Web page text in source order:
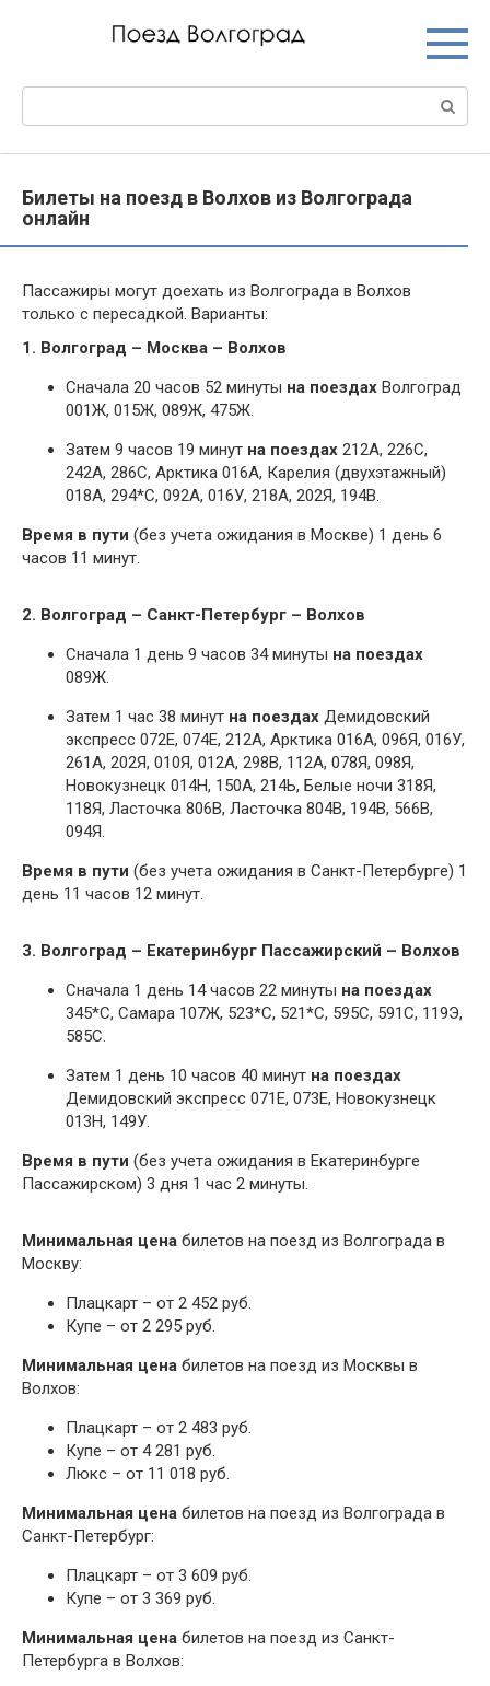
Билеты на поезд в Волхов из Волгограда
онлайн
Пассажиры могут доехать из Волгограда в Волхов
только с пересадкой. Варианты:
1. Волгоград – Москва – Волхов
Сначала 20 часов 52 минуты на поездах Волгоград
001Ж, 015Ж, 089Ж, 475Ж.
Затем 9 часов 19 минут на поездах 212А, 226С,
242А, 286С, Арктика 016А, Карелия (двухэтажный)
018А, 294*С, 092А, 016У, 218А, 202Я, 194В.
Время в пути (без учета ожидания в Москве) 1 день 6
часов 11 минут.
2. Волгоград – Санкт-Петербург – Волхов
Сначала 1 день 9 часов 34 минуты на поездах
089Ж.
Затем 1 час 38 минут на поездах Демидовский
экспресс 072Е, 074Е, 212А, Арктика 016А, 096Я, 016У,
261А, 202Я, 010Я, 012А, 298В, 112А, 078Я, 098Я,
Новокузнецк 014Н, 150А, 214Ь, Белые ночи 318Я,
118Я, Ласточка 806В, Ласточка 804В, 194В, 566В,
094Я.
Время в пути (без учета ожидания в Санкт-Петербурге) 1
день 11 часов 12 минут.
3. Волгоград – Екатеринбург Пассажирский – Волхов
Сначала 1 день 14 часов 22 минуты на поездах
345*С, Самара 107Ж, 523*С, 521*С, 595С, 591С, 119Э,
585С.
Затем 1 день 10 часов 40 минут на поездах
Демидовский экспресс 071Е, 073Е, Новокузнецк
013Н, 149У.
Время в пути (без учета ожидания в Екатеринбурге
Пассажирском) 3 дня 1 час 2 минуты.
Минимальная цена билетов на поезд из Волгограда в
Москву:
Плацкарт – от 2 452 руб.
Купе – от 2 295 руб.
Минимальная цена билетов на поезд из Москвы в
Волхов:
Плацкарт – от 2 483 руб.
Купе – от 4 281 руб.
Люкс – от 11 018 руб.
Минимальная цена билетов на поезд из Волгограда в
Санкт-Петербург:
Плацкарт – от 3 609 руб.
Купе – от 3 369 руб.
Минимальная цена билетов на поезд из Санкт-
Петербурга в Волхов: